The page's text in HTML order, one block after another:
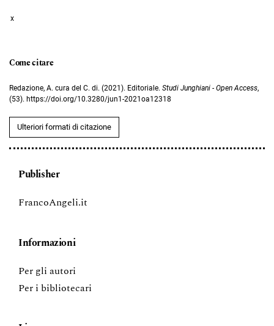
x
Come citare
Redazione, A. cura del C. di. (2021). Editoriale. Studi Junghiani - Open Access,
(53). https://doi.org/10.3280/jun1-2021oa12318
Ulteriori formati di citazione
Publisher
FrancoAngeli.it
Informazioni
Per gli autori
Per i bibliotecari